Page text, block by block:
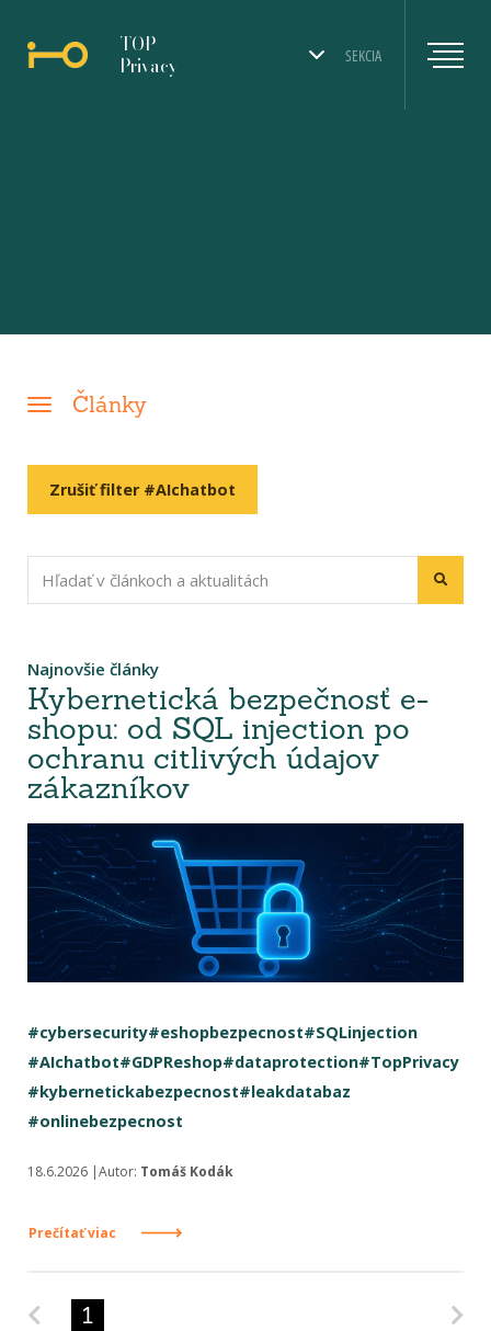
SEKCIA
TOP
Privacy
Články
Zrušiť filter #AIchatbot
Najnovšie články
Kybernetická bezpečnosť e-
shopu: od SQL injection po
ochranu citlivých údajov
zákazníkov
#cybersecurity#eshopbezpecnost#SQLinjection
#AIchatbot#GDPReshop#dataprotection#TopPrivacy
#kybernetickabezpecnost#leakdatabaz
#onlinebezpecnost
18.6.2026 |Autor: Tomáš Kodák
Prečítať viac
Predchádzajúca strana
1